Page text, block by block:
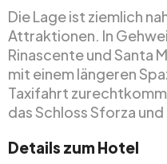
Die Lage ist ziemlich
Attraktionen. In
Rinascente und Santa
mit einem längeren
Taxifahrt
das Schloss Sforza
Details zum Hotel